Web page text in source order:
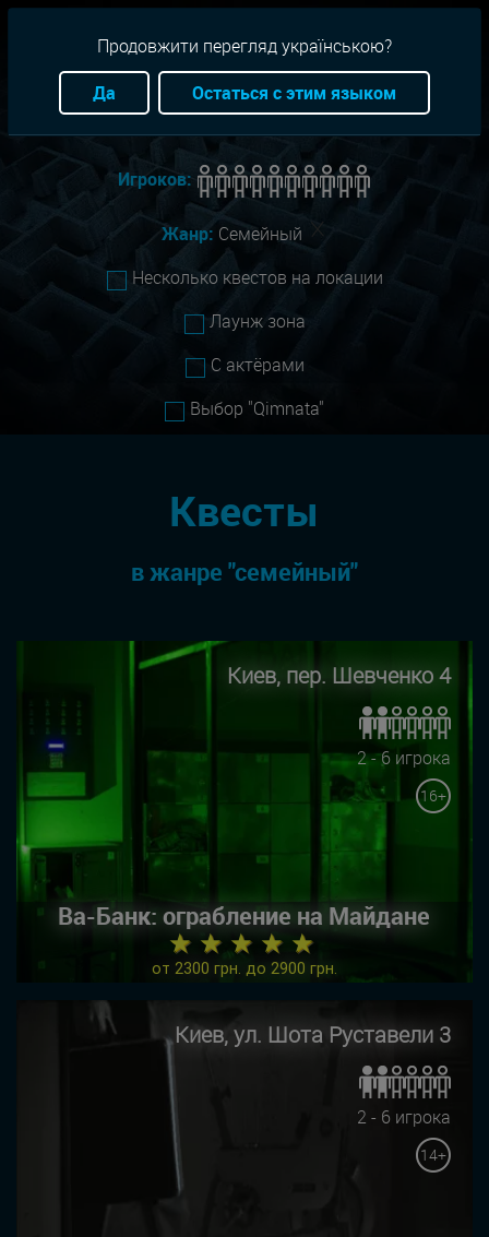
Город: Все
Игроков:
Жанр: Семейный
Несколько квестов на локации
Лаунж зона
С актёрами
Выбор "Qimnata"
Квесты
в жанре "семейный"
Киев, пер. Шевченко 4
2 - 6 игрока
16+
Ва-Банк: ограбление на Майдане
★ ★ ★ ★ ★
от 2300 грн. до 2900 грн.
Киев, ул. Шота Руставели 3
2 - 6 игрока
14+
Продовжити перегляд українською?
Да
Остаться с этим языком